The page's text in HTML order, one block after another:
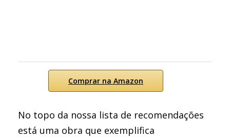
Comprar na Amazon
No topo da nossa lista de recomendações
está uma obra que exemplifica